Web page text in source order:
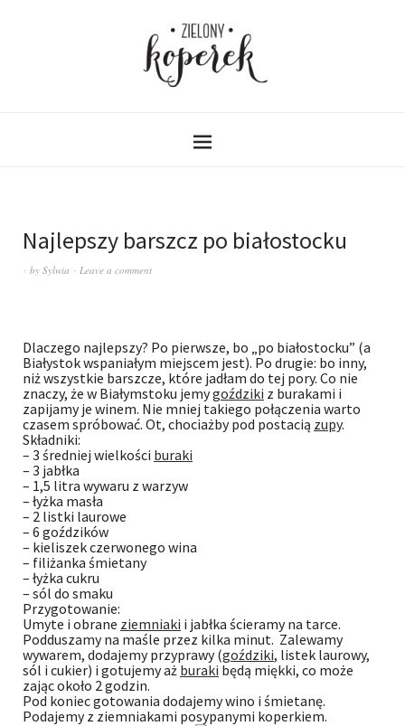
Najlepszy barszcz po białostocku
by Sylwia Leave a comment
Dlaczego najlepszy? Po pierwsze, bo „po białostocku” (a
Białystok wspaniałym miejscem jest). Po drugie: bo inny,
niż wszystkie barszcze, które jadłam do tej pory. Co nie
znaczy, że w Białymstoku jemygoździki z burakami i
zapijamy je winem. Nie mniej takiego połączenia warto
czasem spróbować. Ot, chociażby pod postacią zupy.
Składniki:
– 3 średniej wielkości buraki
– 3 jabłka
– 1,5 litra wywaru z warzyw
– łyżka masła
– 2 listki laurowe
– 6 goździków
– kieliszek czerwonego wina
– filiżanka śmietany
– łyżka cukru
– sól do smaku
Przygotowanie:
Umyte i obrane ziemniaki i jabłka ścieramy na tarce.
Podduszamy na maśle przez kilka minut. Zalewamy
wywarem, dodajemy przyprawy (goździki, listek laurowy,
sól i cukier) i gotujemy aż buraki będą miękki, co może
zając około 2 godzin.
Pod koniec gotowania dodajemy wino i śmietanę.
Podajemy z ziemniakami posypanymi koperkiem.